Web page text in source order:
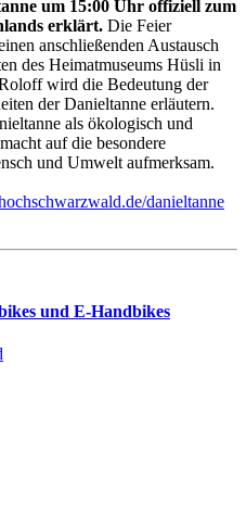
um 15:00 Uhr offiziell zum
erklärt. Die Feier
anschließenden Austausch
des Heimatmuseums Hüsli in
wird die Bedeutung der
der Danieltanne erläutern.
als ökologisch und
auf die besondere
und Umwelt aufmerksam.
danieltanne
und E-Handbikes